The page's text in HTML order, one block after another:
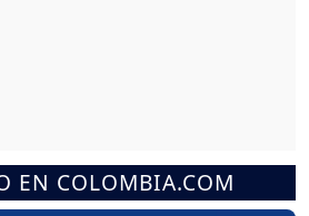
EN COLOMBIA.COM